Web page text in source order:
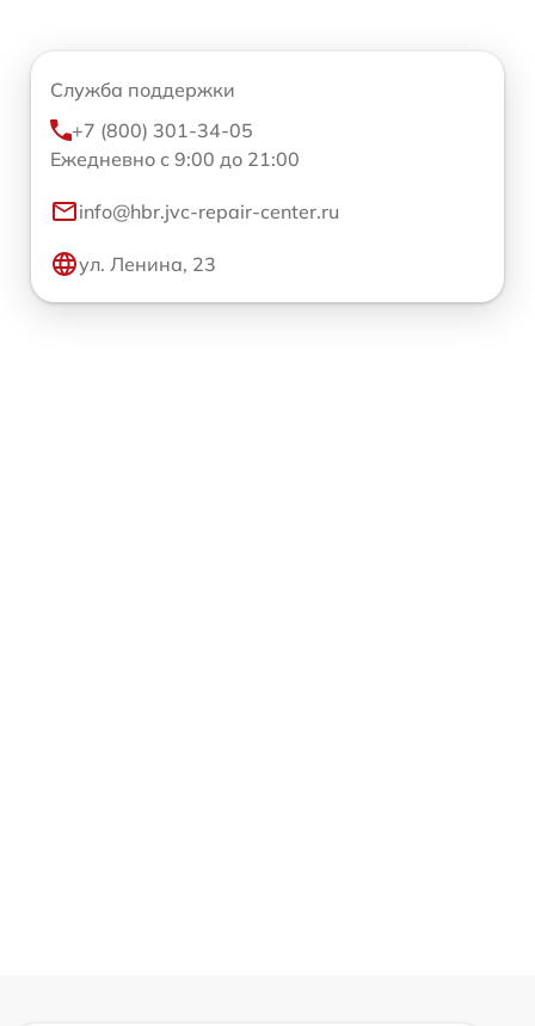
Служба поддержки
+7 (800) 301-34-05
Ежедневно с 9:00 до 21:00
info@hbr.jvc-repair-center.ru
ул. Ленина, 23